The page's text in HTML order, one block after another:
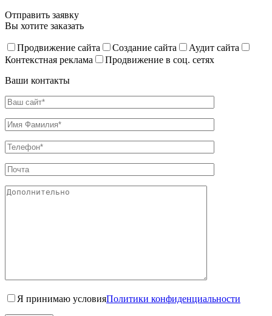
Отправить заявку
Вы хотите заказать
Продвижение сайта Создание сайта
Аудит сайта
Контекстная реклама
Продвижение в соц. сетях
Ваши контакты
Я принимаю условияПолитики конфиденциальности